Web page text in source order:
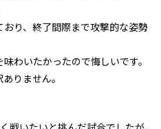
り、終了間際まで攻撃的な姿勢
わいたかったので悔しいです。
りません。